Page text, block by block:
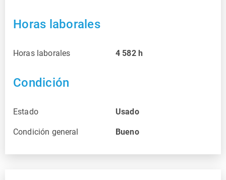
Horas laborales
Horas laborales 4 582 h
Condición
Estado Usado
Condición general Bueno